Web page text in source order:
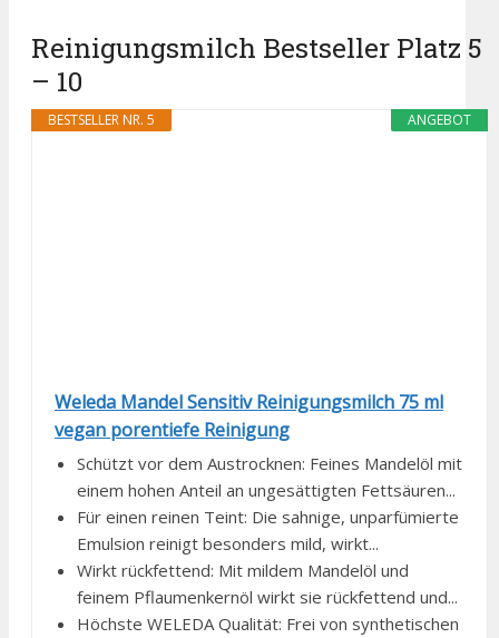
Reinigungsmilch Bestseller Platz 5
– 10
ANGEBOT
BESTSELLER NR. 5
Weleda Mandel Sensitiv Reinigungsmilch 75 ml
vegan porentiefe Reinigung
Schützt vor dem Austrocknen: Feines Mandelöl mit
einem hohen Anteil an ungesättigten Fettsäuren...
Für einen reinen Teint: Die sahnige, unparfümierte
Emulsion reinigt besonders mild, wirkt...
Wirkt rückfettend: Mit mildem Mandelöl und
feinem Pflaumenkernöl wirkt sie rückfettend und...
Höchste WELEDA Qualität: Frei von synthetischen